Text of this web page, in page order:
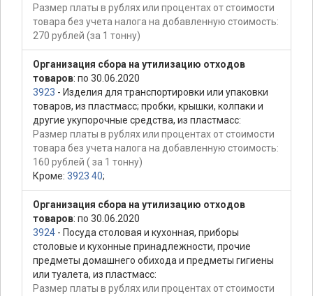
Размер платы в рублях или процентах от стоимости
товара без учета налога на добавленную стоимость:
270 рублей (за 1 тонну)
Организация сбора на утилизацию отходов
товаров: по 30.06.2020
3923 - Изделия для транспортировки или упаковки
товаров, из пластмасс; пробки, крышки, колпаки и
другие укупорочные средства, из пластмасс:
Размер платы в рублях или процентах от стоимости
товара без учета налога на добавленную стоимость:
160 рублей ( за 1 тонну)
Кроме: 3923 40;
Организация сбора на утилизацию отходов
товаров: по 30.06.2020
3924 - Посуда столовая и кухонная, приборы
столовые и кухонные принадлежности, прочие
предметы домашнего обихода и предметы гигиены
или туалета, из пластмасс:
Размер платы в рублях или процентах от стоимости